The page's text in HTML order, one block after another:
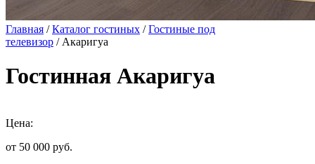
Главная /Каталог гостиных /Гостиные под
телевизор / Акаригуа
Гостинная Акаригуа
Цена:
от 50 000 руб.